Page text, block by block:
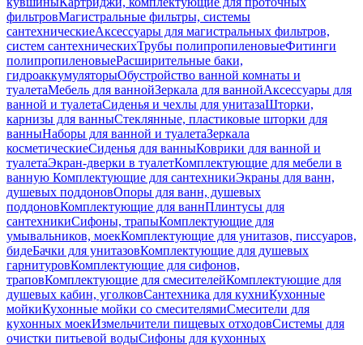
фильтровМагистральные фильтры, системы
сантехническиеАксессуары для магистральных фильтров,
систем сантехническихТрубы полипропиленовыеФитинги
полипропиленовыеРасширительные баки,
гидроаккумуляторыОбустройство ванной комнаты и
туалетаМебель для ваннойЗеркала для ваннойАксессуары для
ванной и туалетаСиденья и чехлы для унитазаШторки,
карнизы для ванныСтеклянные, пластиковые шторки для
ванныНаборы для ванной и туалетаЗеркала
косметическиеСиденья для ванныКоврики для ванной и
туалетаЭкран-дверки в туалетКомплектующие для мебели в
ванную Комплектующие для сантехникиЭкраны для ванн,
душевых поддоновОпоры для ванн, душевых
поддоновКомплектующие для ваннПлинтусы для
сантехникиСифоны, трапыКомплектующие для
умывальников, моекКомплектующие для унитазов, писсуаров,
бидеБачки для унитазовКомплектующие для душевых
гарнитуровКомплектующие для сифонов,
траповКомплектующие для смесителейКомплектующие для
душевых кабин, уголковСантехника для кухниКухонные
мойкиКухонные мойки со смесителямиСмесители для
кухонных моекИзмельчители пищевых отходовСистемы для
очистки питьевой водыСифоны для кухонных